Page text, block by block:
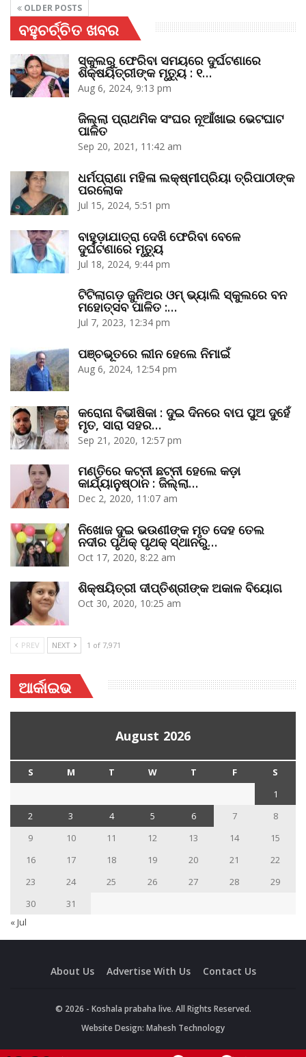
OLDER POSTS
ବହୁଚର୍ଚ୍ଚିତ ଖବର
ସ୍କୁଲରୁ ଫେରିବା ସମୟରେ ଦୁର୍ଘଟଣାରେ
ଶିକ୍ଷୟିତ୍ରୀଙ୍କ ମୃତ୍ୟୁ : ୧…
Aug 6, 2024, 9:13 pm
ଜିଲ୍ଲା ପ୍ରାଥମିକ ସଂଘର ନୂଆଁଖାଇ ଭେଟଘାଟ
ପାଳିତ
Sep 20, 2021, 11:42 am
ଧର୍ମପ୍ରାଣା ମହିଳା ଲକ୍ଷ୍ମୀପ୍ରିୟା ତ୍ରିପାଠୀଙ୍କ
ପରଲୋକ
Jul 15, 2024, 5:51 pm
ବାହୁଡ଼ାଯାତ୍ରା ଦେଖି ଫେରିବା ବେଳେ
ଦୁର୍ଘଟଣାରେ ମୃତ୍ୟୁ
Jul 18, 2024, 9:44 pm
ଟିଟିଲାଗଡ଼ ଜୁନିଅର ଓମ୍‌ ଭ୍ୟାଲି ସ୍କୁଲରେ ବନ
ମହୋତ୍ସବ ପାଳିତ :…
Jul 7, 2023, 12:34 pm
ପଞ୍ଚଭୂତରେ ଲୀନ ହେଲେ ନିମାଇଁ
Aug 6, 2024, 12:54 pm
କରୋନା ବିଭୀଷିକା : ଦୁଇ ଦିନରେ ବାପ ପୁଅ ଦୁହେଁ
ମୃତ, ସାରା ସହର…
Sep 21, 2020, 12:57 pm
ମଣ୍ତିରେ କଟ୍‌ନୀ ଛଟ୍‌ନୀ ହେଲେ କଡ଼ା
କାର୍ଯ୍ୟାନୁଷ୍ଠାନ : ଜିଲ୍ଲା…
Dec 2, 2020, 11:07 am
ନିଖୋଜ ଦୁଇ ଭଉଣୀଙ୍କ ମୃତ ଦେହ ତେଲ
ନଦୀର ପୃଥକ୍‌ ପୃଥକ୍‌ ସ୍ଥାନରୁ…
Oct 17, 2020, 8:22 am
ଶିକ୍ଷୟିତ୍ରୀ ଦୀପ୍ତିଶ୍ରୀଙ୍କ ଅକାଳ ବିୟୋଗ
Oct 30, 2020, 10:25 am
PREV NEXT 1 of 7,971
ଆର୍କାଇଭ
August 2026
S M T W T F
S
1
2
3 4 5 6 7
8
9
10 11 12 13 14
15
16
17 18 19 20 21
22
23
24 25 26 27 28
29
30
31
« Jul
About Us Advertise With Us Contact Us
© 2026 - Koshala prabaha live. All Rights Reserved.
Website Design: Mahesh Technology